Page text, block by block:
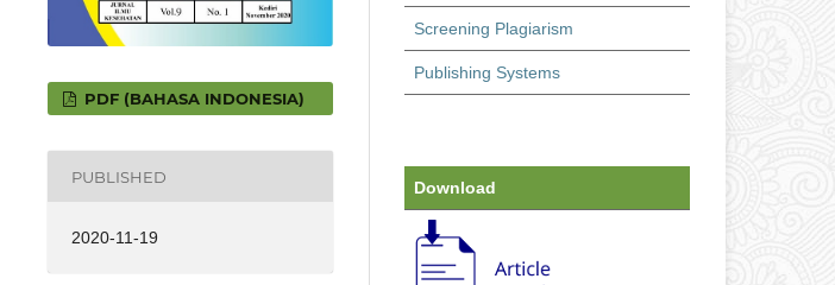
PDF (BAHASA INDONESIA)
PUBLISHED
2020-11-19
Screening Plagiarism
Publishing Systems
Download